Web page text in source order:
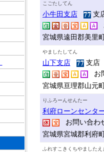
こごたしてん
小牛田支店
支
宮城県遠田郡美里
やましたしてん
山下支店
支店
お
宮城県亘理郡山元
りふろーんせんたー
利府ローンセンタ
お問い合わ
宮城県宮城郡利府
ふれすこきくちやましたえ